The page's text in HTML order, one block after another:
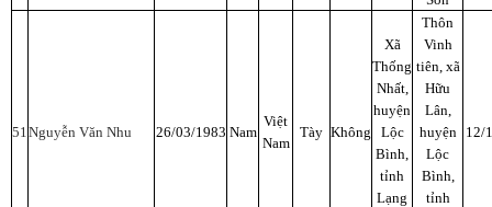
51 Nguyễn Văn Nhu 26/03/1983 Nam
Việt
Nam
Tày Không
Xã
Thống
Nhất,
huyện
Lộc
Bình,
tỉnh
Lạng
Thôn
Vinh
tiên, xã
Hữu
Lân,
huyện
Lộc
Bình,
tỉnh
12/